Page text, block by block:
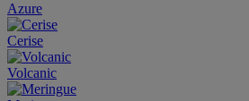
Azure
Cerise
Volcanic